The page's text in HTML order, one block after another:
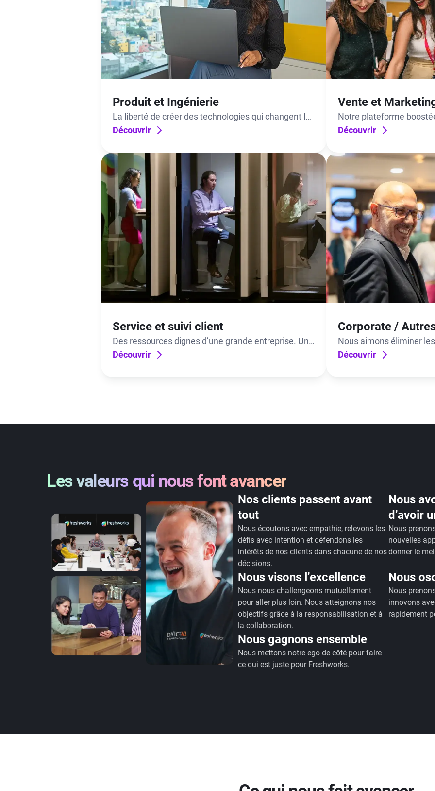
Produit et Ingénierie
La liberté de créer des technologies qui changent la
donne. Le soutien pour les concrétiser.
Découvrir
Vente et
Notre plateforme
offrir des expériences
Découvrir
Service et suivi client
Des ressources dignes d’une grande entreprise. Un
impact qui, lui, n’a rien de classique.
Découvrir
Corporate /
Nous aimons éliminer
quotidien. Le vôtre
Découvrir
Les valeurs qui nous font avancer
Nos clients passent avant
tout
Nous écoutons avec empathie, relevons les
défis avec intention et défendons les
intérêts de nos clients dans chacune de nos
décisions.
Nous
d’avoir
Nous
nouvelles
donner le
Nous visons l’excellence
Nous nous challengeons mutuellement
pour aller plus loin. Nous atteignons nos
objectifs grâce à la responsabilisation et à
la collaboration.
Nous
Nous
innovons
rapidement
Nous gagnons ensemble
Nous mettons notre ego de côté pour faire
ce qui est juste pour Freshworks.